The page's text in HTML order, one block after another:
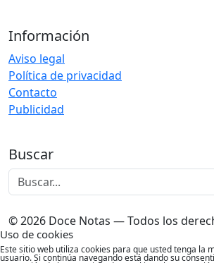
Información
Aviso legal
Política de privacidad
Contacto
Publicidad
Buscar
© 2026 Doce Notas — Todos los
Uso de cookies
Este sitio web utiliza cookies para que usted tenga la
usuario. Si continúa navegando está dando su